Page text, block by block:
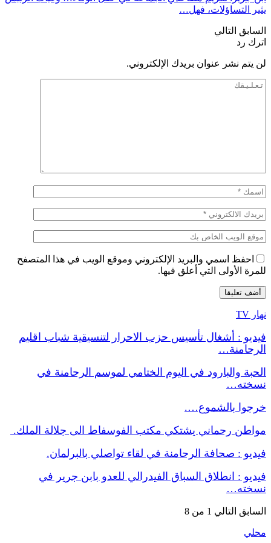
يثير التساؤلات، فهل…
السابق التالي
اترك رد
لن يتم نشر عنوان بريدك الإلكتروني.
احفظ اسمي والبريد الإلكتروني وموقع الويب في هذا المتصفح
للمرة الأولى التي أعلق فيها.
نهار TV
فيديو : أشغال تأسيس حزب الاحرار لتنسيقية شباب اقليم
الرحامنة…
الحبة والبارود في اليوم الختامي لموسم الرحامنة في
نسخته…
خرجوا بالشموع….
مواطن رحماني يشتكي مكتب الفوسفاط الى جلالة الملك.
فيديو : صحافة الرحامنة في لقاء تواصلي بالبرلمان.
فيديو : انطلاق السباق الفيدرالي للعدو بابن جرير في
نسخته…
السابق التالي 1 من 8
محلي